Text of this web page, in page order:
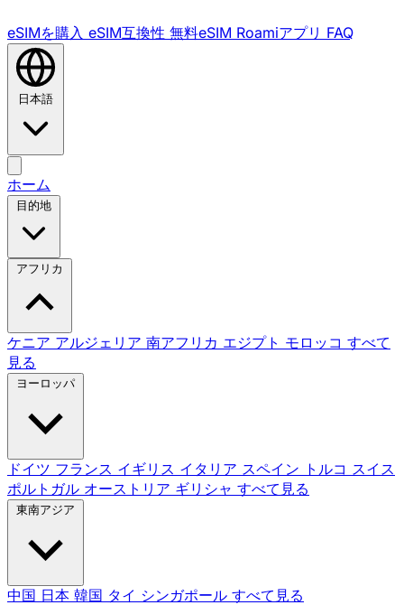
eSIMを購入 eSIM互換性 無料eSIM Roamiアプリ FAQ
日本語
ホーム
目的地
アフリカ
ケニア アルジェリア 南アフリカ エジプト モロッコ すべて
見る
ヨーロッパ
ドイツ フランス イギリス イタリア スペイン トルコ スイス
ポルトガル オーストリア ギリシャ すべて見る
東南アジア
中国 日本 韓国 タイ シンガポール すべて見る